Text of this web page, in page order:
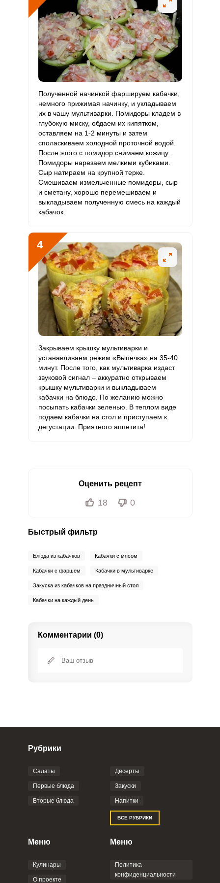
Железо 27.5 мг 18 мг 6.7
Йод 53.1 мкг 150 мкг 1.6 8.9
Кобальт 70.3 мкг 10 мкг 30.9 175.8
32.7 мкг 70 мкг 2.1 11.7
Марганец 2.8 мкг 2 мкг 6.1 34.5
Медь 2177.3 мкг 1000 мкг 9.6 54.4
Никель 77 мкг 200 мкг 1.7
200 мкг 119.5
Селен
Фтор 540.1 мкг 4000 мкг 0.6 3.4
Цинк 28.6 мг 12 мг 10.5 59.6
Бор 852.2 мкг 1200 мкг 3.1
Ванадий 125 мкг 20 мкг 27.5 156.3
Молибден 134.6 мкг 70 мкг 8.5 48.1
Полученной начинкой фаршируем кабачки,
немного прижимая начинку, и укладываем
их в чашу мультиварки. Помидоры кладем в
глубокую миску, обдаем их кипятком,
оставляем на 1-2 минуты и затем
споласкиваем холодной проточной водой.
После этого с помидор снимаем кожицу.
Помидоры нарезаем мелкими кубиками.
Сыр натираем на крупной терке.
Смешиваем измельченные помидоры, сыр
и сметану, хорошо перемешиваем и
выкладываем полученную смесь на каждый
кабачок.
4
Закрываем крышку мультиварки и
устанавливаем режим «Выпечка» на 35-40
минут. После того, как мультиварка издаст
звуковой сигнал – аккуратно открываем
крышку мультиварки и выкладываем
кабачки на блюдо. По желанию можно
посыпать кабачки зеленью. В теплом виде
подаем кабачки на стол и приступаем к
дегустации. Приятного аппетита!
Оценить рецепт
18 0
Быстрый фильтр
Блюда из кабачков Кабачки с мясом
Кабачки с фаршем Кабачки в мультиварке
Закуска из кабачков на праздничный стол
Кабачки на каждый день
Комментарии (0)
Фото до 4 шт, до 5 mb
Отправляя эту форму, вы соглашаетесь с
Политикой
Пользовательским
соглашением
Рубрики
Салаты
Первые блюда
Вторые блюда
Десерты
Закуски
Напитки
ВСЕ РУБРИКИ
Меню
Кулинары
О проекте
Меню
Политика
конфиденциальности